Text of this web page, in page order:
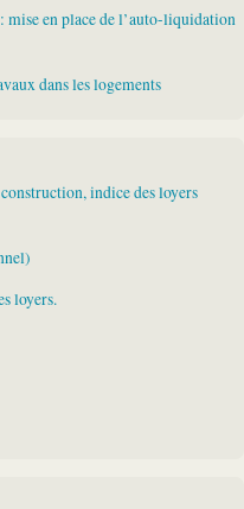
mise en place de l’auto-liquidation
dans les logements
indice des loyers
loyers.